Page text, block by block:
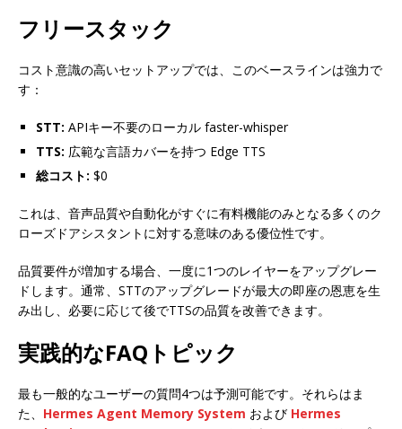
フリースタック
コスト意識の高いセットアップでは、このベースラインは強力で
す：
STT: APIキー不要のローカル faster-whisper
TTS: 広範な言語カバーを持つ Edge TTS
総コスト: $0
これは、音声品質や自動化がすぐに有料機能のみとなる多くのク
ローズドアシスタントに対する意味のある優位性です。
品質要件が増加する場合、一度に1つのレイヤーをアップグレー
ドします。通常、STTのアップグレードが最大の即座の恩恵を生
み出し、必要に応じて後でTTSの品質を改善できます。
実践的なFAQトピック
最も一般的なユーザーの質問4つは予測可能です。それらはま
た、 Hermes Agent Memory System および Hermes